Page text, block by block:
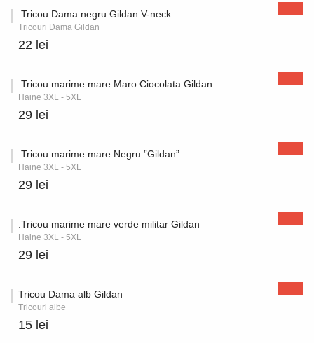
.Tricou Dama negru Gildan V-neck
Tricouri Dama Gildan
22 lei
.Tricou marime mare Maro Ciocolata Gildan
Haine 3XL - 5XL
29 lei
.Tricou marime mare Negru ”Gildan”
Haine 3XL - 5XL
29 lei
.Tricou marime mare verde militar Gildan
Haine 3XL - 5XL
29 lei
Tricou Dama alb Gildan
Tricouri albe
15 lei